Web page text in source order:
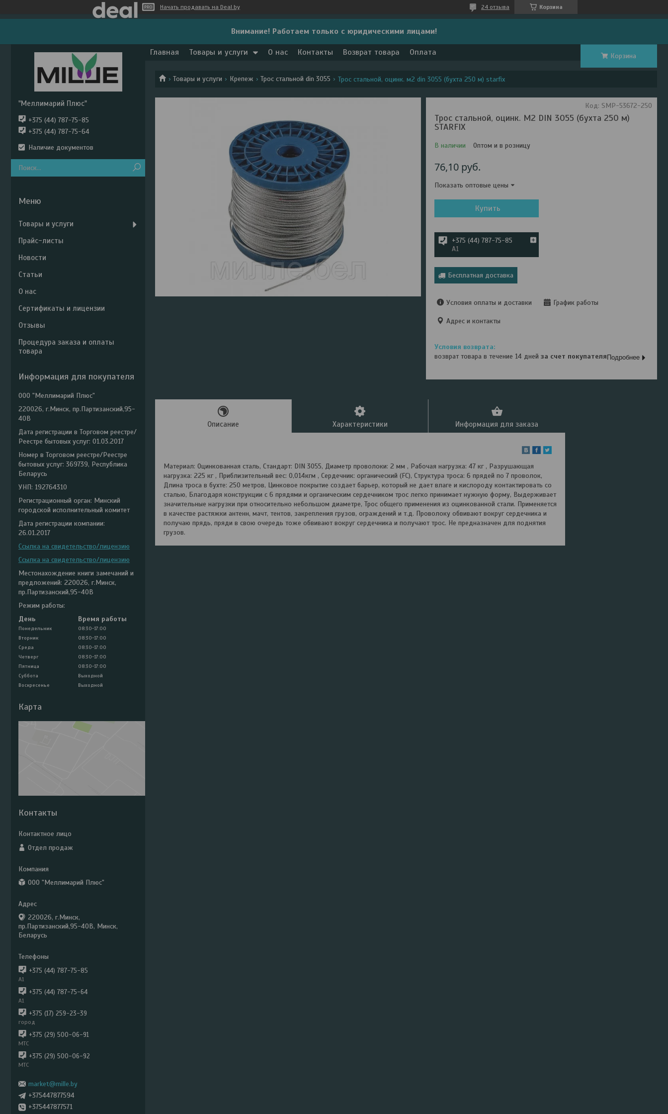
Начать продавать на Deal.by Корзина
24 отзыва
Внимание! Работаем только с юридическими лицами!
Главная Товары и услуги О нас Контакты Возврат товара Оплата Корзина
Товары и услуги Крепеж Трос стальной din 3055 Трос стальной, оцинк. м2 din 3055 (бухта 250 м) starfix
Трос стальной, оцинк. М2 DIN 3055 (бухта 250 м)
STARFIX
В наличии Оптом и в розницу
Код: SMP-53672-250
76,10 руб.
Показать оптовые цены
Купить
+375 (44) 787-75-85
А1
Бесплатная доставка
Условия оплаты и доставки График работы
Адрес и контакты
возврат товара в течение 14 днейза счет покупателя Подробнее
Описание Характеристики Информация для заказа
Материал: Оцинкованная сталь, Стандарт: DIN 3055, Диаметр проволоки: 2 мм , Рабочая нагрузка: 47 кг , Разрушающая
нагрузка: 225 кг , Приблизительный вес: 0,014кгм , Сердечник: органический (FC), Структура троса: 6 прядей по 7 проволок,
Длина троса в бухте: 250 метров, Цинковое покрытие создает барьер, который не дает влаге и кислороду контактировать со
сталью, Благодаря конструкции с 6 прядями и органическим сердечником трос легко принимает нужную форму, Выдерживает
значительные нагрузки при относительно небольшом диаметре, Трос общего применения из оцинкованной стали. Применяется
в качестве растяжки антенн, мачт, тентов, закрепления грузов, ограждений и т.д. Проволоку обвивают вокруг сердечника и
получаю прядь, пряди в свою очередь тоже обвивают вокруг сердечника и получают трос. Не предназначен для поднятия
грузов.
"Меллимарий Плюс"
+375 (44) 787-75-85
+375 (44) 787-75-64
Наличие документов
Товары и услуги
Прайс-листы
Новости
Статьи
О нас
Сертификаты и лицензии
Отзывы
Процедура заказа и оплаты
товара
Информация для покупателя
ООО "Меллимарий Плюс"
220026, г.Минск, пр.Партизанский,95-
40В
Дата регистрации в Торговом реестре/
Реестре бытовых услуг: 01.03.2017
Номер в Торговом реестре/Реестре
бытовых услуг: 369739, Республика
Беларусь
УНП: 192764310
Регистрационный орган: Минский
городской исполнительный комитет
Дата регистрации компании:
26.01.2017
Ссылка на свидетельство/лицензию
Ссылка на свидетельство/лицензию
Местонахождение книги замечаний и
предложений: 220026, г.Минск,
пр.Партизанский,95-40В
Режим работы:
День
Время работы
Понедельник
08:30-17:00
Вторник
08:30-17:00
Среда
08:30-17:00
Четверг
08:30-17:00
Пятница
08:30-17:00
Суббота
Выходной
Воскресенье
Выходной
Карта
Контакты
Отдел продаж
ООО "Меллимарий Плюс"
220026, г.Минск,
пр.Партизанский,95-40В, Минск,
Беларусь
+375 (44) 787-75-85
А1
+375 (44) 787-75-64
А1
+375 (17) 259-23-39
город
+375 (29) 500-06-91
МТС
+375 (29) 500-06-92
МТС
market@mille.by
+375447877594
+375447877571